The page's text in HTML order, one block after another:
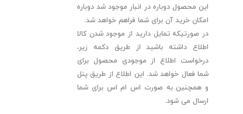
این محصول دوباره در انبار موجود شد دوباره
امکان خرید آن برای شما فراهم خواهد شد.
در صورتیکه تمایل دارید از موجود شدن کالا
اطلاع داشته باشید از طریق دکمه زیر،
درخواست اطلاع از موجودی محصول برای
شما فعال خواهد شد. این اطلاع از طریق پنل
و همچنین به صورت اس ام اس برای شما
ارسال می شود.